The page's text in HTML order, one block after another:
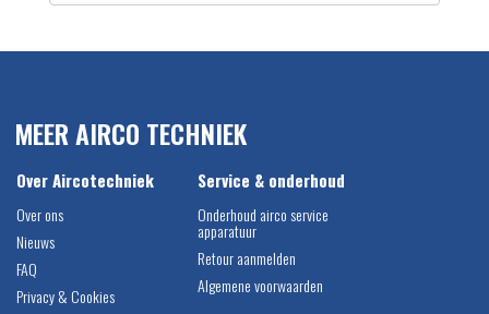
MEER AIRCO TECHNIEK
Over Aircotechniek
Over ons
Nieuws
FAQ
Privacy & Cookies
Service & onderhoud
Onderhoud airco service
apparatuur
Retour aanmelden
Algemene voorwaarden